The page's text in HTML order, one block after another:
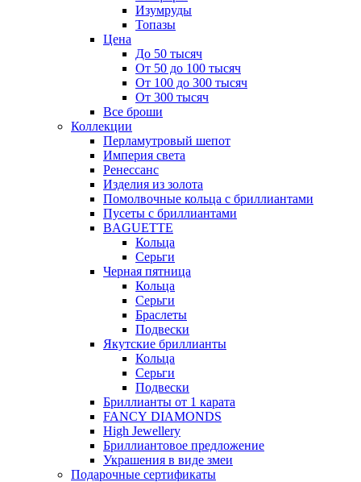
Изумруды
Топазы
Цена
До 50 тысяч
От 50 до 100 тысяч
От 100 до 300 тысяч
От 300 тысяч
Все броши
Коллекции
Перламутровый шепот
Империя света
Ренессанс
Изделия из золота
Помолвочные кольца с бриллиантами
Пусеты с бриллиантами
BAGUETTE
Кольца
Серьги
Черная пятница
Кольца
Серьги
Браслеты
Подвески
Якутские бриллианты
Кольца
Серьги
Подвески
Бриллианты от 1 карата
FANCY DIAMONDS
High Jewellery
Бриллиантовое предложение
Украшения в виде змеи
Подарочные сертификаты